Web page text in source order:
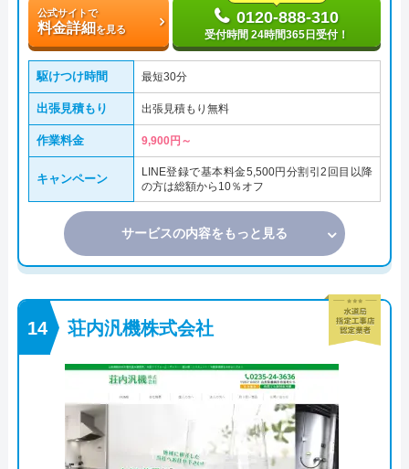
公式サイトで
料金詳細を見る
0120-888-310
受付時間 24時間365日受付！
駆けつけ時間 最短30分
出張見積もり 出張見積もり無料
作業料金 9,900円～
キャンペーン
LINE登録で基本料金5,500円分割引2回目以降
の方は総額から10％オフ
サービスの内容をもっと見る
荘内汎機株式会社